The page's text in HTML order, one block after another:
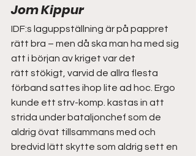
Jom Kippur
IDF:s laguppställning är på pappret
rätt bra – men då ska man ha med sig
att i början av kriget var det
rätt stökigt, varvid de allra flesta
förband sattes ihop lite ad hoc. Ergo
kunde ett strv-komp. kastas in att
strida under bataljonchef som de
aldrig övat tillsammans med och
bredvid lätt skytte som aldrig sett en